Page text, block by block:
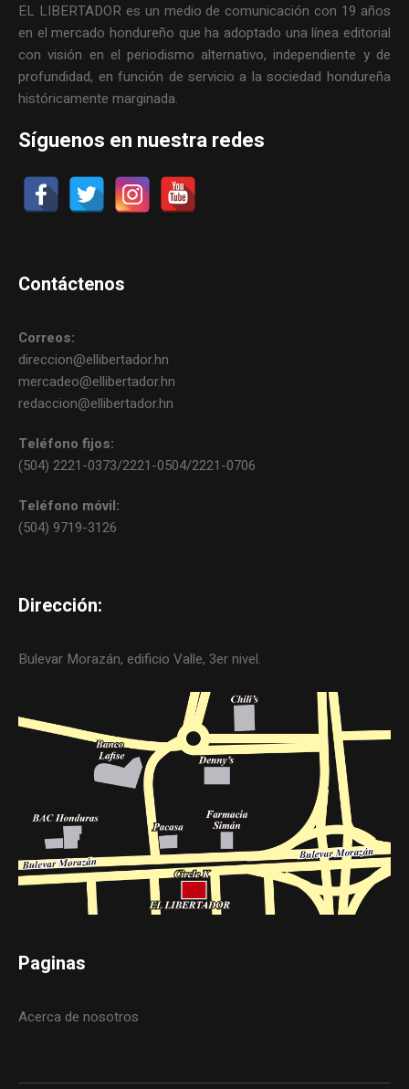
EL LIBERTADOR es un medio de comunicación con 19 años
en el mercado hondureño que ha adoptado una línea editorial
con visión en el periodismo alternativo, independiente y de
profundidad, en función de servicio a la sociedad hondureña
históricamente marginada.
Síguenos en nuestra redes
Contáctenos
Correos:
direccion@ellibertador.hn
mercadeo@ellibertador.hn
redaccion@ellibertador.hn
Teléfono fijos:
(504) 2221-0373/2221-0504/2221-0706
Teléfono móvil:
(504) 9719-3126
Dirección:
Bulevar Morazán, edificio Valle, 3er nivel.
Paginas
Acerca de nosotros